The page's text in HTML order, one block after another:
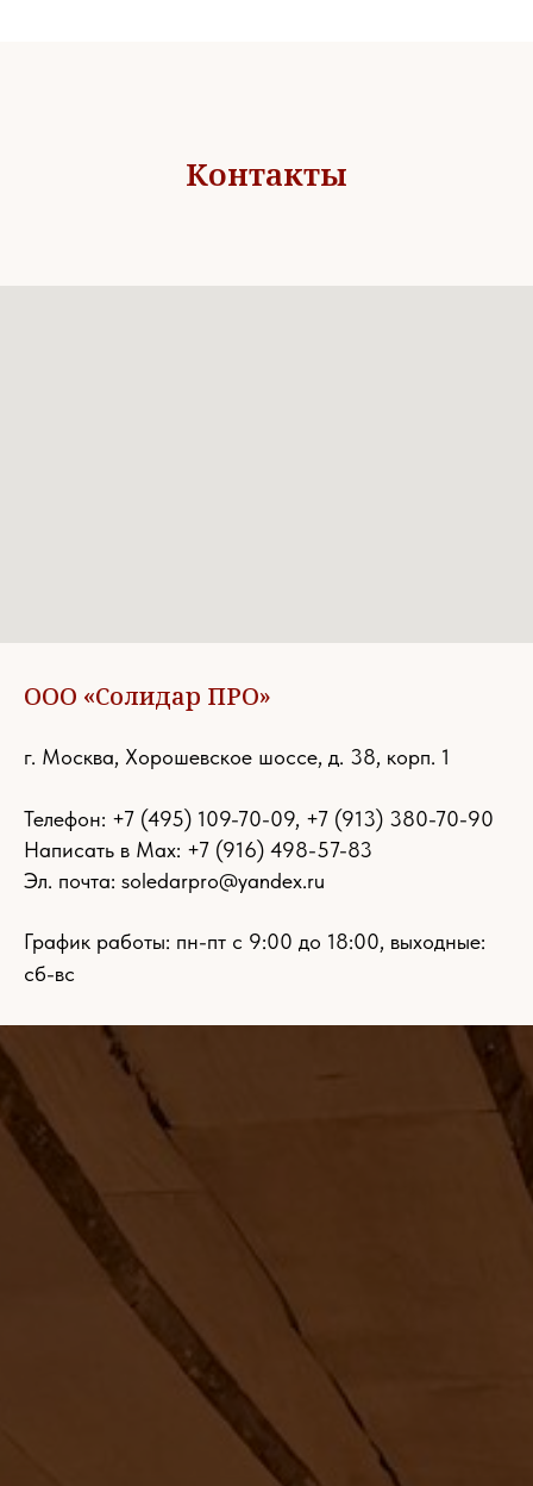
Контакты
ООО «Солидар ПРО»
г. Москва, Хорошевское шоссе, д. 38, корп. 1
Телефон: +7 (495) 109-70-09, +7 (913) 380-70-90
Написать в Max: +7 (916) 498-57-83
Эл. почта: soledarpro@yandex.ru
График работы: пн-пт с 9:00 до 18:00, выходные:
сб-вс